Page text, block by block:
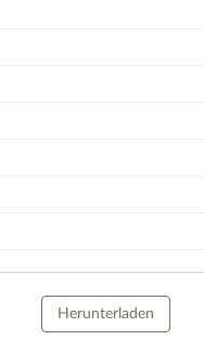
Herunterladen